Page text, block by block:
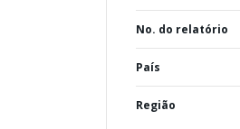
No. do relatório
País
Região